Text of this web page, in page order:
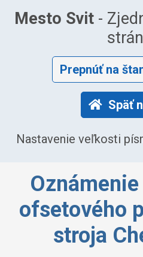
Mesto Svit-
Prepnúť na
Späť
Nastavenie veľkosti
ofsetového
stroja